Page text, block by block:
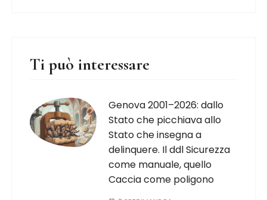
Ti può interessare
Genova 2001–2026: dallo
Stato che picchiava allo
Stato che insegna a
delinquere. Il ddl Sicurezza
come manuale, quello
Caccia come poligono